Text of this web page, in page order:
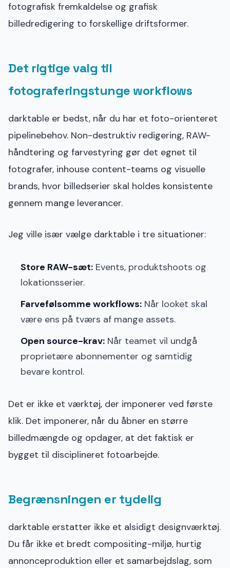
fotografisk fremkaldelse og grafisk
billedredigering to forskellige driftsformer.
Det rigtige valg til
fotograferingstunge workflows
darktable er bedst, når du har et foto-orienteret
pipelinebehov. Non-destruktiv redigering, RAW-
håndtering og farvestyring gør det egnet til
fotografer, inhouse content-teams og visuelle
brands, hvor billedserier skal holdes konsistente
gennem mange leverancer.
Jeg ville især vælge darktable i tre situationer:
Store RAW-sæt: Events, produktshoots og
lokationsserier.
Farvefølsomme workflows: Når looket skal
være ens på tværs af mange assets.
Open source-krav: Når teamet vil undgå
proprietære abonnementer og samtidig
bevare kontrol.
Det er ikke et værktøj, der imponerer ved første
klik. Det imponerer, når du åbner en større
billedmængde og opdager, at det faktisk er
bygget til disciplineret fotoarbejde.
Begrænsningen er tydelig
darktable erstatter ikke et alsidigt designværktøj.
Du får ikke et bredt compositing-miljø, hurtig
annonceproduktion eller et samarbejdslag, som